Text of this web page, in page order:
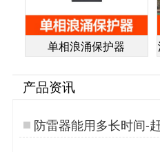
单相浪涌保护器
产品资讯
防雷器能用多长时间-
【杭州易造】…